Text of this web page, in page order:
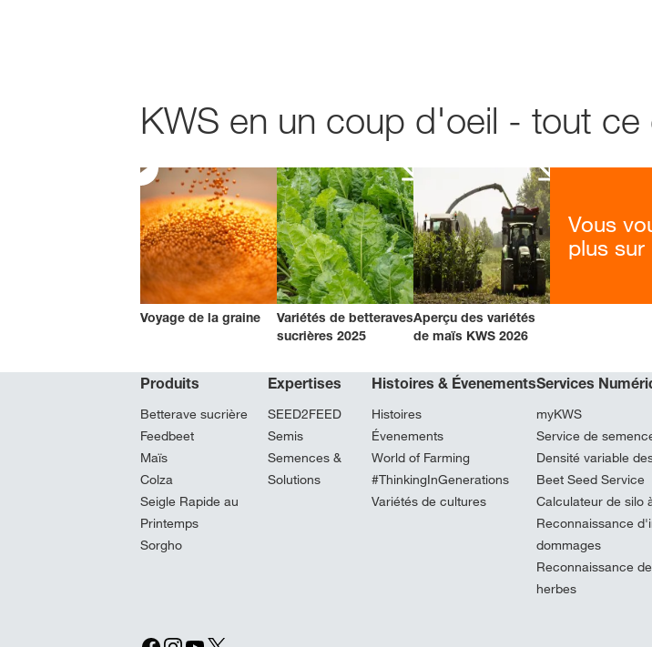
KWS en un coup d'oeil - tout
Voyage de la graine
Variétés de betteraves
sucrières 2025
Aperçu des variétés
de maïs KWS 2026
Vous
plus sur
Produits
Betterave sucrière
Feedbeet
Maïs
Colza
Seigle Rapide au
Printemps
Sorgho
Expertises
SEED2FEED
Semis
Semences &
Solutions
Histoires & Évenements
Histoires
Évenements
World of Farming
#ThinkingInGenerations
Variétés de cultures
Services
myKWS
Service de
Densité variable
Beet Seed Service
Calculateur de silo
Reconnaissance
dommages
Reconnaissance
herbes